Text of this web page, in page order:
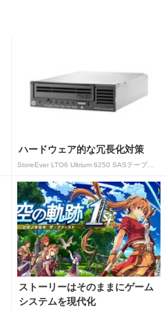
ハードウェア的な冗長化対策
ストーリーはそのままにゲーム
システムを現代化